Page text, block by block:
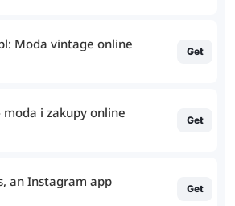
Moda vintage online Get
moda i zakupy online Get
an Instagram app Get